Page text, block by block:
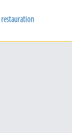
restauration